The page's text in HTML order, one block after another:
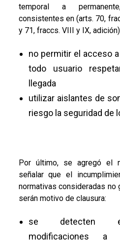
temporal a
consistentes en (arts. 70,
y 71, fraccs. VIII y IX,
no permitir el acceso
todo usuario
llegada
utilizar aislantes de
riesgo la seguridad de
Por último, se agregó el
señalar que el
normativas consideradas no
serán motivo de clausura:
se detecten
modificaciones a